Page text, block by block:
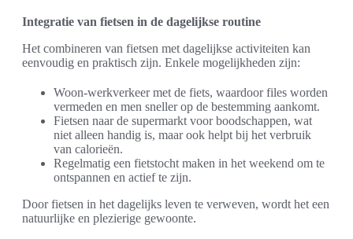
Integratie van fietsen in de dagelijkse routine
Het combineren van fietsen met dagelijkse activiteiten kan
eenvoudig en praktisch zijn. Enkele mogelijkheden zijn:
Woon-werkverkeer met de fiets, waardoor files worden
vermeden en men sneller op de bestemming aankomt.
Fietsen naar de supermarkt voor boodschappen, wat
niet alleen handig is, maar ook helpt bij het verbruik
van calorieën.
Regelmatig een fietstocht maken in het weekend om te
ontspannen en actief te zijn.
Door fietsen in het dagelijks leven te verweven, wordt het een
natuurlijke en plezierige gewoonte.